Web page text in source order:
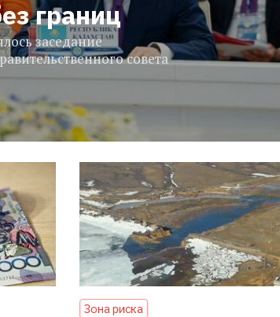
границ
заседание
совета
Зона риска